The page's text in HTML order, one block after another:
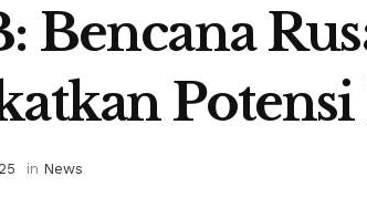
Bencana
in News